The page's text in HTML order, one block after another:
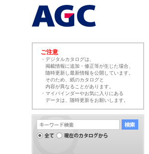
ご注意
・デジタルカタログは、
掲載情報に追加・修正等が生じた場合、
随時更新し最新情報を公開しています。
そのため、紙のカタログと
内容が異なることがあります。
・マイバインダーやお気に入りにある
データは、随時更新をお願いします。